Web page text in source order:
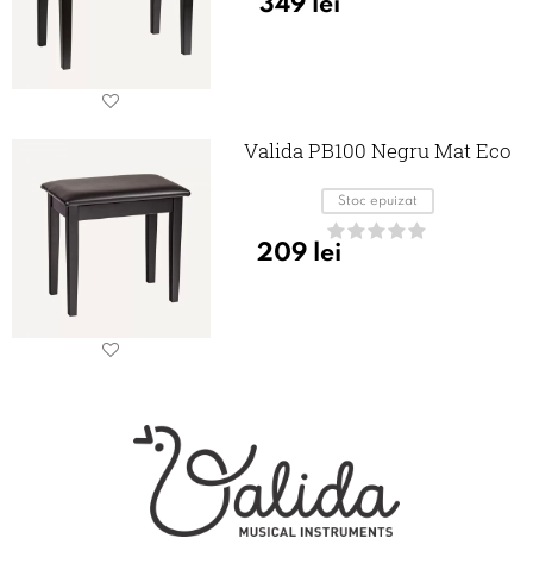
349 lei
Valida PB100 Negru Mat Eco
Stoc epuizat
209 lei